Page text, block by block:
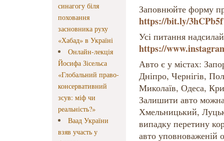
синагогу біля
поховання
засновника руху
«Хабад» в Україні
Онлайн-лекція
Йосифа Зісельса
«Глобальний право-
консервативний
зсув: міф чи
реальність?»
Ваад України
взяв участь у
Заповнюйте форму
https://bit.ly/3hCPb5f
Усі питання
https://
Авто є у містах:
Дніпро, Чернігів,
Миколаїв, Одеса,
Залишити авто
Хмельницький,
випадку перетину
авто уповноваженій